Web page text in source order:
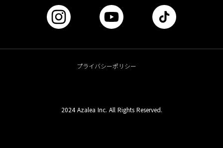
プライバシーポリシー
2024 Azalea Inc. All Rights Reserved.